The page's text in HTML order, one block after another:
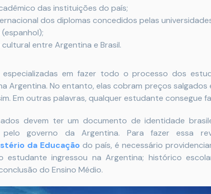
das instituições do país;
dos diplomas concedidos pelas
entre Argentina e Brasil.
especializadas em fazer todo o processo dos
Argentina. No entanto, elas cobram preços
Em outras palavras, qualquer estudante consegue
devem ter um documento de identidade
pelo governo da Argentina. Para fazer essa
da Educação do país, é necessário
ingressou na Argentina; histórico
do Ensino Médio.